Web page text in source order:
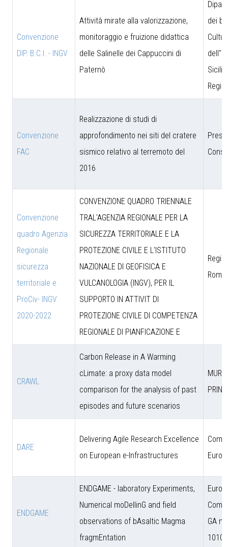
Convenzione
DIP. B.C.I. - INGV
Attività mirate alla valorizzazione,
monitoraggio e fruizione didattica
delle Salinelle dei Cappuccini di
Paternò
dei
Convenzione
FAC
Realizzazione di studi di
approfondimento nei siti del cratere
sismico relativo al terremoto del
2016
Convenzione
quadro Agenzia
Regionale
sicurezza
territoriale e
ProCiv- INGV
2020-2022
CONVENZIONE QUADRO TRIENNALE
TRAL'AGENZIA REGIONALE PER LA
SICUREZZA TERRITORIALE E LA
PROTEZIONE CIVILE E L'ISTITUTO
NAZIONALE DI GEOFISICA E
VULCANOLOGIA (INGV), PER IL
SUPPORTO IN ATTIVIT DI
PROTEZIONE CIVILE DI COMPETENZA
REGIONALE DI PIANFICAZIONE E
CRAWL
Carbon Release in A Warming
cLimate: a proxy data model
comparison for the analysis of past
episodes and future scenarios
MUR
PRIN)
DARE
Delivering Agile Research Excellence
on European e-Infrastructures
ENDGAME
ENDGAME - laboratory Experiments,
Numerical moDellinG and field
observations of bAsaltic Magma
fragmEntation
GA n.